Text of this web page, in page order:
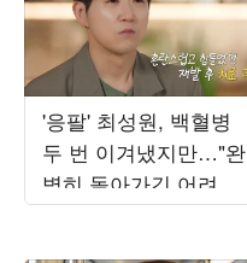
'응팔' 최성원, 백혈병
두 번 이겨냈지만…"완
벽히 돌아가긴 어려워"
('해투')